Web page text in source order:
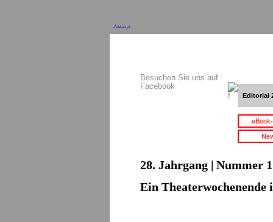
Anzeige
Besuchen Sie uns auf
Facebook
Editorial
28. Jahrgang | Nummer
Ein Theaterwochenende